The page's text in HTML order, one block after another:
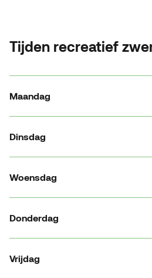
Tijden recreatief
Maandag
Dinsdag
Woensdag
Donderdag
Vrijdag